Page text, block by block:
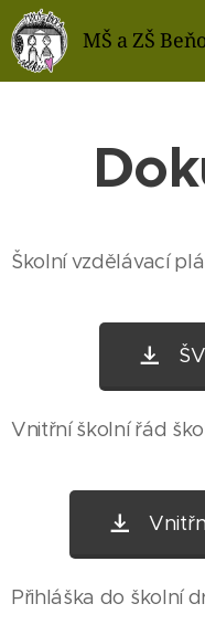
MŠ a ZŠ
Školní vzdělávací
Vnitřní školní řád
Přihláška do školní